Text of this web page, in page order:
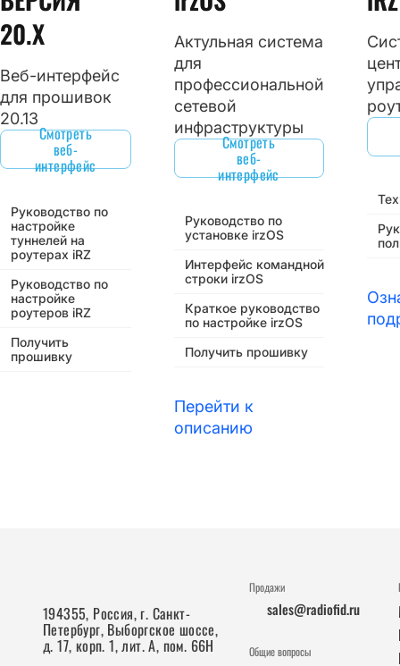
20.Х
Веб-интерфейс
для прошивок
20.13
Смотреть
веб-
интерфейс
Руководство по
настройке
туннелей на
роутерах iRZ
Руководство по
настройке
роутеров iRZ
Получить
прошивку
Актульная система
для
профессиональной
сетевой
инфраструктуры
Смотреть
веб-
интерфейс
Руководство по
установке irzOS
Интерфейс командной
строки irzOS
Краткое руководство
по настройке irzOS
Получить прошивку
Перейти к
описанию
194355, Россия, г. Санкт-
Петербург, Выборгское шоссе,
д. 17, корп. 1, лит. А, пом. 66Н
Продажи
sales@radiofid.ru
Общие вопросы